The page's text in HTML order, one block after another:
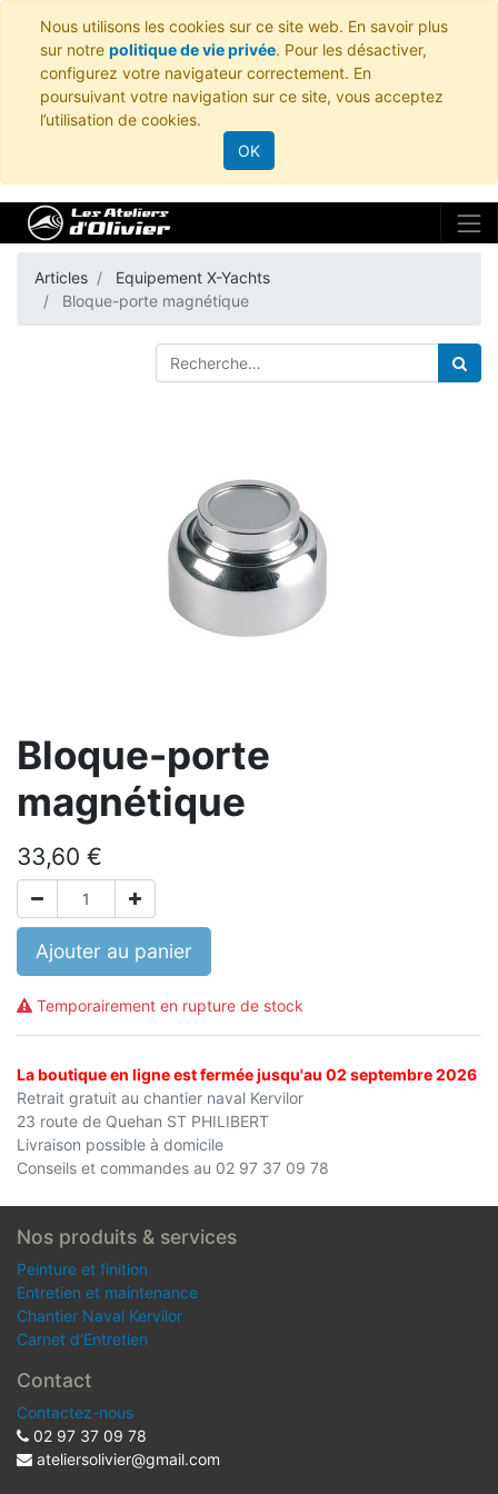
Nous utilisons les cookies sur ce site web. En savoir plus
sur notre politique de vie privée. Pour les désactiver,
configurez votre navigateur correctement. En
poursuivant votre navigation sur ce site, vous acceptez
l’utilisation de cookies.
OK
Articles
Equipement X-Yachts
Bloque-porte magnétique
Bloque-porte
magnétique
33,60 €
Ajouter au panier
Temporairement en rupture de stock
La boutique en ligne est fermée jusqu'au 02 septembre 2026
Retrait gratuit au chantier naval Kervilor
23 route de Quehan ST PHILIBERT
Livraison possible à domicile
Conseils et commandes au 02 97 37 09 78
Nos produits & services
Peinture et finition
Entretien et maintenance
Chantier Naval Kervilor
Carnet d'Entretien
Contact
Contactez-nous
02 97 37 09 78
ateliersolivier@gmail.com